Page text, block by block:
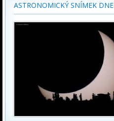
ASTRONOMICKÝ SNÍMEK DNE